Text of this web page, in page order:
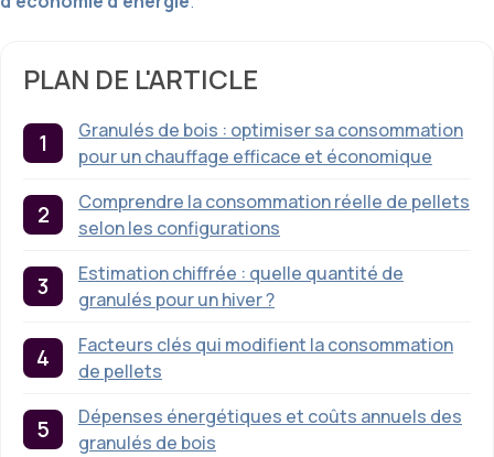
PLAN DE L'ARTICLE
Granulés de bois : optimiser sa consommation
pour un chauffage efficace et économique
Comprendre la consommation réelle de pellets
selon les configurations
Estimation chiffrée : quelle quantité de
granulés pour un hiver ?
Facteurs clés qui modifient la consommation
de pellets
Dépenses énergétiques et coûts annuels des
granulés de bois